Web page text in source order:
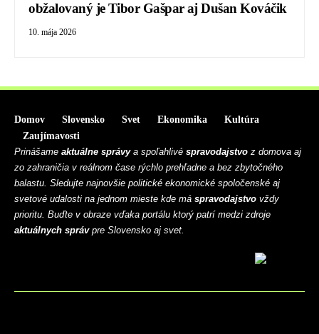
obžalovaný je Tibor Gašpar aj Dušan Kováčik
10. mája 2026
Domov Slovensko Svet Ekonomika
Kultúra
Zaujímavosti
Prinášame aktuálne správya spoľahlivé spravodajstvo z domova aj
zo zahraničia v reálnom čase rýchlo prehľadne a bez zbytočného
balastu. Sledujte najnovšie politické ekonomické spoločenské aj
svetové udalosti na jednom mieste kde má spravodajstvo vždy
prioritu. Buďte v obraze vďaka portálu ktorý patrí medzi zdroje
aktuálnych správpre Slovensko aj svet.